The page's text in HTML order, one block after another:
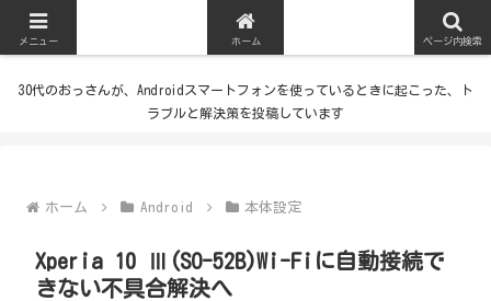
30代のおっさんが、Androidスマートフォンを使っているときに起こった、ト
ラブルと解決策を投稿しています
ホーム Android 本体設定
Xperia 10 Ⅲ(SO-52B)Wi-Fiに自動接続で
きない不具合解決へ
メニュー ホーム ページ内検索